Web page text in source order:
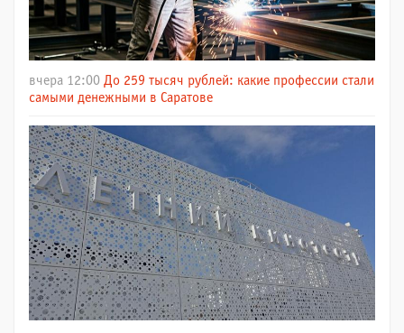
вчера 12:00 До 259 тысяч рублей: какие профессии стали
самыми денежными в Саратове